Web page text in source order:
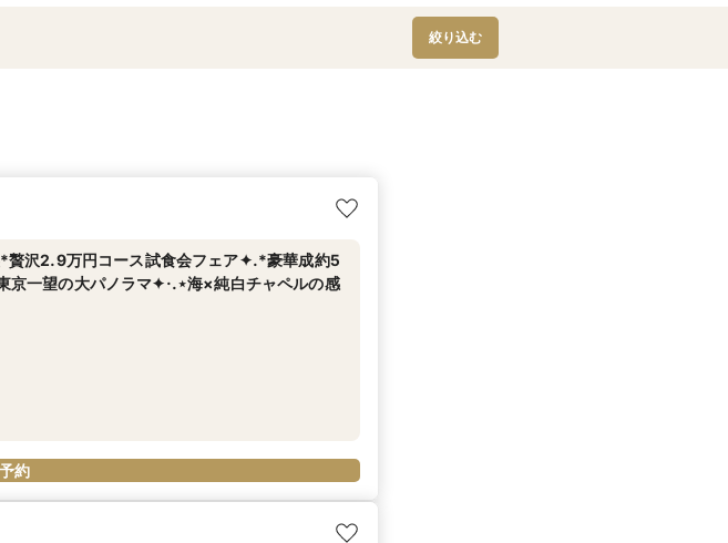
絞り込む
贅沢2.9万円コース試食会フェア✦.*豪華成約5
京一望の大パノラマ✦·.⋆海×純白チャペルの感
約